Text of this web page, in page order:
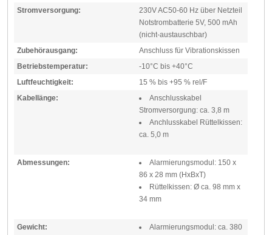
Stromversorgung:
230V AC50-60 Hz über Netzteil
Notstrombatterie 5V, 500 mAh
(nicht-austauschbar)
Zubehörausgang:
Anschluss für Vibrationskissen
Betriebstemperatur:
-10°C bis +40°C
Luftfeuchtigkeit:
15 % bis +95 % rel/F
Kabellänge:
Anschlusskabel
Stromversorgung: ca. 3,8 m
Anchlusskabel Rüttelkissen:
ca. 5,0 m
Abmessungen:
Alarmierungsmodul: 150 x
86 x 28 mm (HxBxT)
Rüttelkissen: Ø ca. 98 mm x
34 mm
Gewicht:
Alarmierungsmodul: ca. 380